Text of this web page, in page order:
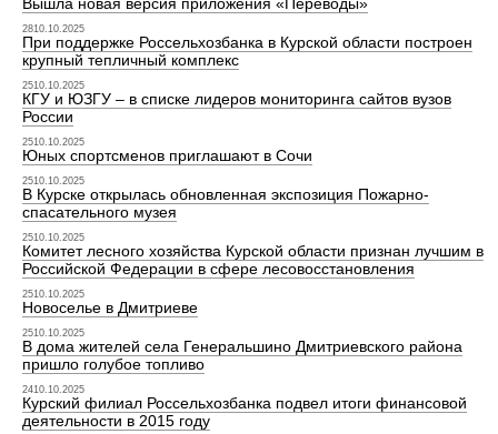
2810.10.2025
При поддержке Россельхозбанка в Курской области построен
крупный тепличный комплекс
2510.10.2025
КГУ и ЮЗГУ – в списке лидеров мониторинга сайтов вузов
России
2510.10.2025
Юных спортсменов приглашают в Сочи
2510.10.2025
В Курске открылась обновленная экспозиция Пожарно-
спасательного музея
2510.10.2025
Комитет лесного хозяйства Курской области признан лучшим в
Российской Федерации в сфере лесовосстановления
2510.10.2025
Новоселье в Дмитриеве
2510.10.2025
В дома жителей села Генеральшино Дмитриевского района
пришло голубое топливо
2410.10.2025
Курский филиал Россельхозбанка подвел итоги финансовой
деятельности в 2015 году